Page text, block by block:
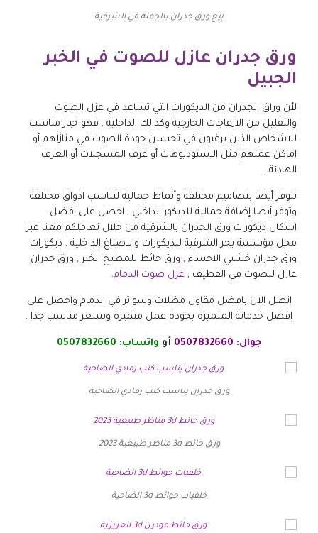
بيع ورق جدران بالجمله في الشرقية
ورق جدران عازل للصوت في الخبر
الجبيل
لأن وراق الجدران من الديكورات التي تساعد في عزل الصوت
والتقليل من الازعاجات الخارجية وكذالك الداخلية , فهو خيار مناسب
للاشخاص الذين يرغبون في تحسين جودة الصوت في منازلهم أو
اماكن عملهم مثل الاستوديوهات أو غرف المسجلات أو الغرف
الهادئة .
تتوفر أيضا بتصاميم مختلفة وأنماط جمالية لتناسب اذواق مختلفة
وتوفر أيضا إضافة جمالية للديكور الداخلي , احصل على افضل
اشكال ديكورات ورق الجدران بالشرقية من خلال تعاملكم معنا عبر
محل مؤسسة بحر الشرقية للديكورات والاصباغ الداخلية , ديكورات
ورق جدران خشبي الاحساء , ورق حائط للمطبخ الخبر , ورق جدران
عازل للصوت في القطيف , عزل صوت الدمام.
اتصل الان بافضل مقاول مظلات وسواتر في الدمام واحصل على
افضل خدماتة المتميزة بجودة عمل متميزة وبسعر مناسب جدا .
جوال: 0507832660 أو واتساب: 0507832660
ورق جدران يناسب كنب رمادي الضاحية
ورق حائط 3d مناظر طبيعية 2023
خلفيات حوائط 3d الضاحية